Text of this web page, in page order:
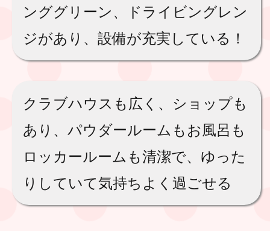
ンググリーン、ドライビングレン
ジがあり、設備が充実している！
クラブハウスも広く、ショップも
あり、パウダールームもお風呂も
ロッカールームも清潔で、ゆった
りしていて気持ちよく過ごせる